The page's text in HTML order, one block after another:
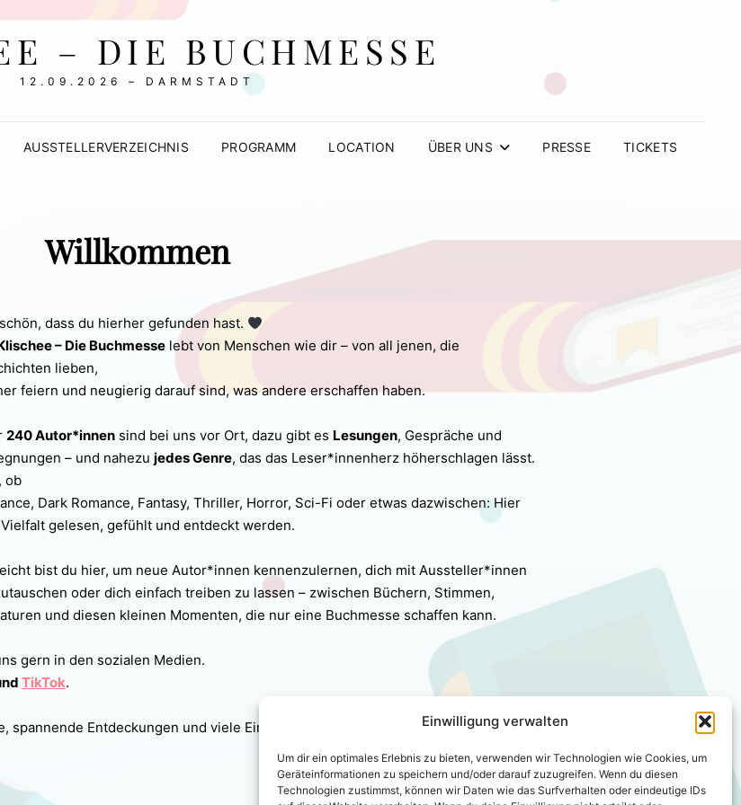
Einwilligung verwalten
Um dir ein optimales Erlebnis zu bieten, verwenden wir Technologien wie Cookies, um
Geräteinformationen zu speichern und/oder darauf zuzugreifen. Wenn du diesen
Technologien zustimmst, können wir Daten wie das Surfverhalten oder eindeutige IDs
– DIE BUCHMESSE
12.09.2026 – DARMSTADT
AUSSTELLERVERZEICHNIS PROGRAMM LOCATION ÜBER UNS PRESSE TICKETS
Willkommen
dass du hierher gefunden hast.
– Die Buchmesse lebt von Menschen wie dir – von all jenen, die
lieben,
feiern und neugierig darauf sind, was andere erschaffen haben.
240 Autor*innen sind bei uns vor Ort, dazu gibt es Lesungen, Gespräche und
– und nahezujedes Genre, das das Leser*innenherz höherschlagen lässt.
ob
Dark Romance, Fantasy, Thriller, Horror, Sci-Fi oder etwas dazwischen: Hier
gelesen, gefühlt und entdeckt werden.
bist du hier, um neue Autor*innen kennenzulernen, dich mit Aussteller*innen
oder dich einfach treiben zu lassen – zwischen Büchern, Stimmen,
und diesen kleinen Momenten, die nur eine Buchmesse schaffen kann.
gern in den sozialen Medien.
TikTok.
spannende Entdeckungen und viele Eindrücke, die du mit nach Hause nimmst.